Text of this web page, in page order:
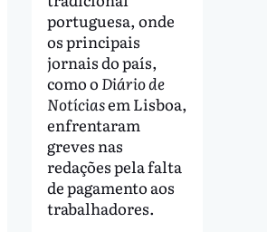
portuguesa, onde
os principais
jornais do país,
como o Diário de
Notíciasem Lisboa,
enfrentaram
greves nas
redações pela falta
de pagamento aos
trabalhadores.